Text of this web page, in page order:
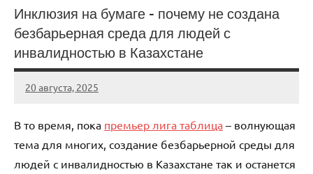
Инклюзия на бумаге – почему не создана
безбарьерная среда для людей с
инвалидностью в Казахстане
20 августа, 2025
KurnosovVIT
В то время, пока премьер лига таблица – волнующая
тема для многих, создание безбарьерной среды для
людей с инвалидностью в Казахстане так и останется